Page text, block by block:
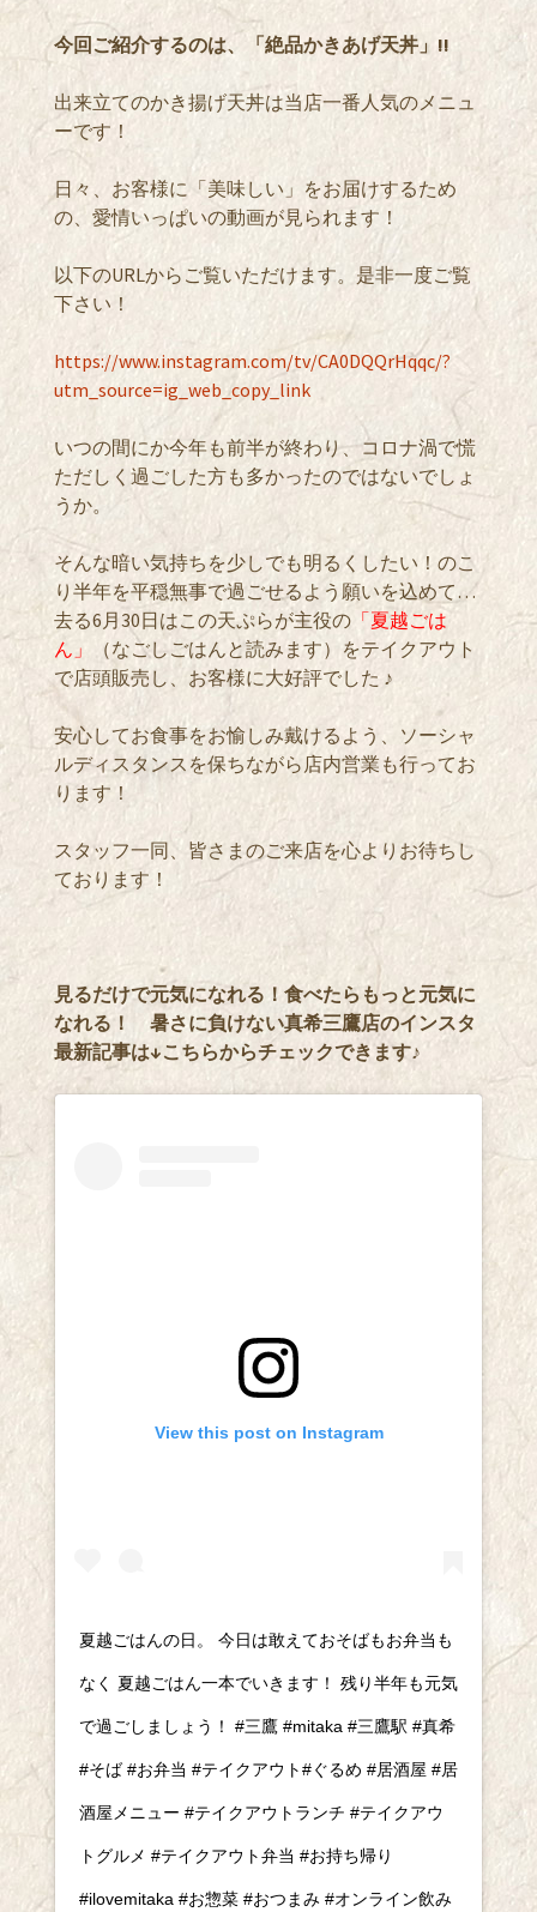
今回ご紹介するのは、「絶品かきあげ天丼」!!
出来立てのかき揚げ天丼は当店一番人気のメニュ
ーです！
日々、お客様に「美味しい」をお届けするため
の、愛情いっぱいの動画が見られます！
以下のURLからご覧いただけます。是非一度ご覧
下さい！
https://www.instagram.com/tv/CA0DQQrHqqc/?
utm_source=ig_web_copy_link
いつの間にか今年も前半が終わり、コロナ渦で慌
ただしく過ごした方も多かったのではないでしょ
うか。
そんな暗い気持ちを少しでも明るくしたい！のこ
り半年を平穏無事で過ごせるよう願いを込めて…
去る6月30日はこの天ぷらが主役の 「夏越ごは
ん」
（なごしごはんと読みます）をテイクアウト
で店頭販売し、お客様に大好評でした ♪
安心してお食事をお愉しみ戴けるよう、ソーシャ
ルディスタンスを保ちながら店内営業も行ってお
ります！
スタッフ一同、皆さまのご来店を心よりお待ちし
ております！
見るだけで元気になれる！食べたらもっと元気に
なれる！ 暑さに負けない真希三鷹店のインスタ
最新記事は↓こちらからチェックできます♪
View this post on Instagram
夏越ごはんの日。 今日は敢えておそばもお弁当も
なく 夏越ごはん一本でいきます！ 残り半年も元気
で過ごしましょう！ #三鷹 #mitaka #三鷹駅 #真希
#そば #お弁当 #テイクアウト#ぐるめ #居酒屋 #居
酒屋メニュー #テイクアウトランチ #テイクアウ
トグルメ #テイクアウト弁当 #お持ち帰り
#ilovemitaka #お惣菜 #おつまみ #オンライン飲み